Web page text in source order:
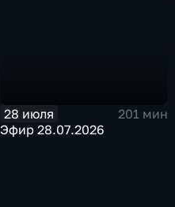
28 июля
201 мин
Эфир 28.07.2026